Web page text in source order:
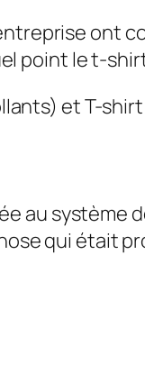
ont
point le t-
et T-shirt
au système
qui était